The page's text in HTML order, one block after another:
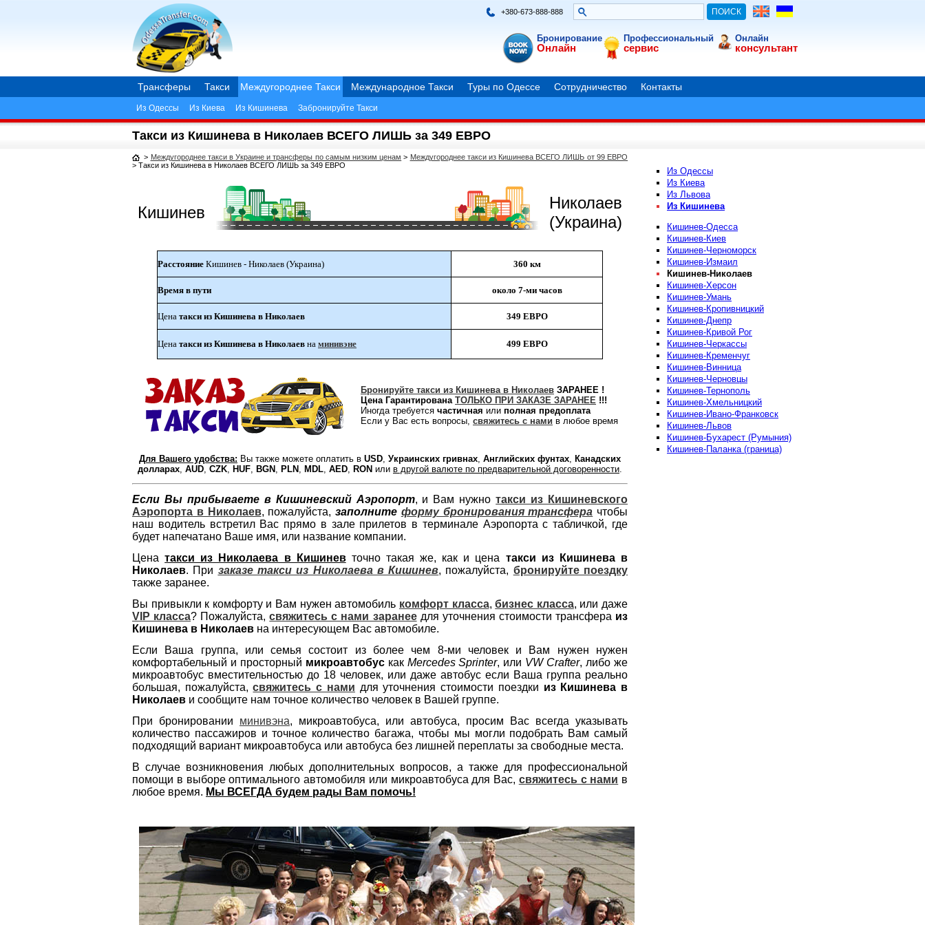
+380-673-888-888
Бронирование
Онлайн
Профессиональный
сервис
Онлайн
консультант
Трансферы Такси Междугороднее Такси Международное Такси Туры по Одессе Сотрудничество Контакты
Из Одессы Из Киева Из Кишинева Забронируйте Такси
Такси из Кишинева в Николаев ВСЕГО ЛИШЬ за 349 ЕВРО
> Междугороднее такси в Украине и трансферы по самым низким ценам > Междугороднее такси из Кишинева ВСЕГО ЛИШЬ от 99 ЕВРО
> Такси из Кишинева в Николаев ВСЕГО ЛИШЬ за 349 ЕВРО
Кишинев
Николаев
(Украина)
Расстояние Кишинев - Николаев (Украина) 360 км
Время в пути около 7-ми часов
Цена такси из Кишинева в Николаев 349 ЕВРО
Цена такси из Кишинева в Николаев на минивэне 499 ЕВРО
Бронируйте такси из Кишинева в Николаев ЗАРАНЕЕ !
Цена Гарантирована ТОЛЬКО ПРИ ЗАКАЗЕ ЗАРАНЕЕ !!!
Иногда требуется частичная или полная предоплата
Если у Вас есть вопросы, свяжитесь с нами в любое время
Для Вашего удобства: Вы также можете оплатить в USD, Украинских гривнах, Английских фунтах, Канадских
долларах, AUD, CZK, HUF, BGN , PLN , MDL, AED, RON или в другой валюте по предварительной договоренности.
Если Вы прибываете в Кишиневский Аэропорт, и Вам нужнотакси из Кишиневского
Аэропорта в Николаев, пожалуйста, заполните форму бронирования трансфера чтобы
наш водитель встретил Вас прямо в зале прилетов в терминале Аэропорта с табличкой, где
будет напечатано Ваше имя, или название компании.
Ценатакси из Николаева в Кишиневточно такая же, как и цена такси из Кишинева в
Николаев. При заказе такси из Николаева в Кишинев, пожалуйста, бронируйте поездку
также заранее.
Вы привыкли к комфорту и Вам нужен автомобиль комфорт класса,бизнес класса, или даже
VIP класса? Пожалуйста,свяжитесь с нами заранеедля уточнения стоимости трансфера из
Кишинева в Николаев на интересующем Вас автомобиле.
Если Ваша группа, или семья состоит из более чем 8-ми человек и Вам нужен нужен
комфортабельный и просторный микроавтобускак Mercedes Sprinter, или VW Crafter, либо же
микроавтобус вместительностью до 18 человек, или даже автобус если Ваша группа реально
большая, пожалуйста,свяжитесь с нами для уточнения стоимости поездки из Кишинева в
Николаев и сообщите нам точное количество человек в Вашей группе.
При бронировании минивэна, микроавтобуса, или автобуса, просим Вас всегда указывать
количество пассажиров и точное количество багажа, чтобы мы могли подобрать Вам самый
подходящий вариант микроавтобуса или автобуса без лишней переплаты за свободные места.
В случае возникновения любых дополнительных вопросов, а также для профессиональной
помощи в выборе оптимального автомобиля или микроавтобуса для Вас, свяжитесь с нами в
любое время. Мы ВСЕГДА будем рады Вам помочь!
Из Одессы
Из Киева
Из Львова
Из Кишинева
Кишинев-Одесса
Кишинев-Киев
Кишинев-Черноморск
Кишинев-Измаил
Кишинев-Николаев
Кишинев-Херсон
Кишинев-Умань
Кишинев-Кропивницкий
Кишинев-Днепр
Кишинев-Кривой Рог
Кишинев-Черкассы
Кишинев-Кременчуг
Кишинев-Винница
Кишинев-Черновцы
Кишинев-Тернополь
Кишинев-Хмельницкий
Кишинев-Ивано-Франковск
Кишинев-Львов
Кишинев-Бухарест (Румыния)
Кишинев-Паланка (граница)